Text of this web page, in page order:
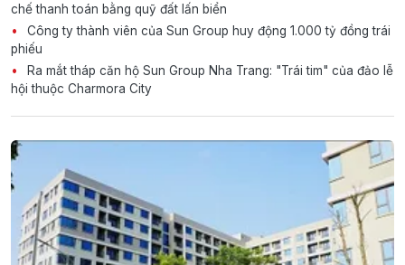
chế thanh toán bằng quỹ đất lấn biển
Công ty thành viên của Sun Group huy động 1.000 tỷ đồng trái
phiếu
Ra mắt tháp căn hộ Sun Group Nha Trang: "Trái tim" của đảo lễ
hội thuộc Charmora City